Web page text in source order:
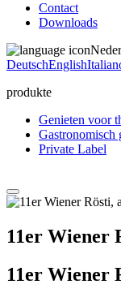
Contact
Downloads
DeutschEnglish
produkte
Genieten voor
Gastronomisch
Private Label
11er Wiener
11er Wiener